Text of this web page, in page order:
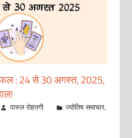
: 24 से 30 अगस्‍त, 2025,
पारुल रोहतगी ज्योतिष समाचार,